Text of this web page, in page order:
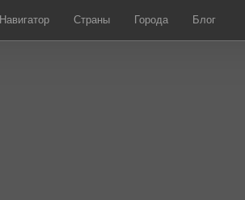
Навигатор Страны Города Блог